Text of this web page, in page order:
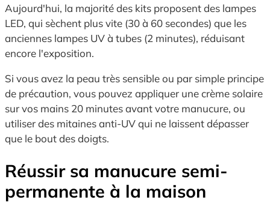
Aujourd'hui, la majorité des kits proposent des lampes
LED, qui sèchent plus vite (30 à 60 secondes) que les
anciennes lampes UV à tubes (2 minutes), réduisant
encore l'exposition.
Si vous avez la peau très sensible ou par simple principe
de précaution, vous pouvez appliquer une crème solaire
sur vos mains 20 minutes avant votre manucure, ou
utiliser des mitaines anti-UV qui ne laissent dépasser
que le bout des doigts.
Réussir sa manucure semi-
permanente à la maison